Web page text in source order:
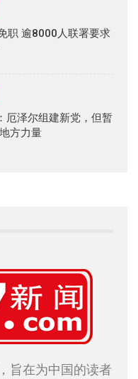
职 逾8000人联署要求
厄泽尔组建新党，但暂
方力量
旨在为中国的读者